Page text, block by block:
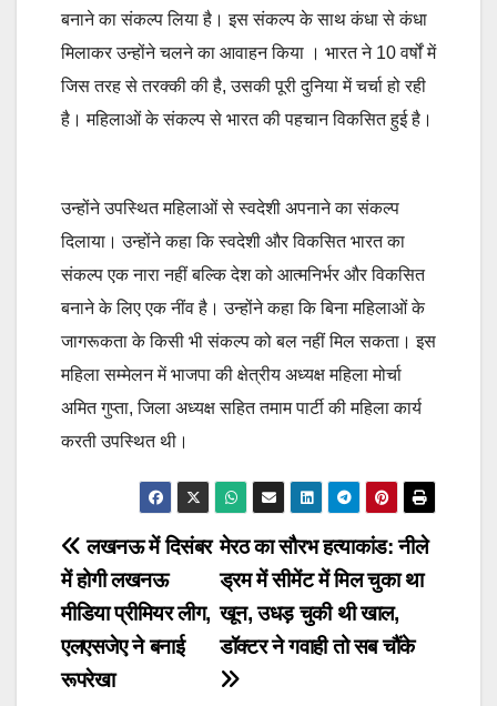
बनाने का संकल्प लिया है। इस संकल्प के साथ कंधा से कंधा
मिलाकर उन्होंने चलने का आवाहन किया । भारत ने 10 वर्षों में
जिस तरह से तरक्की की है, उसकी पूरी दुनिया में चर्चा हो रही
है। महिलाओं के संकल्प से भारत की पहचान विकसित हुई है।
उन्होंने उपस्थित महिलाओं से स्वदेशी अपनाने का संकल्प
दिलाया। उन्होंने कहा कि स्वदेशी और विकसित भारत का
संकल्प एक नारा नहीं बल्कि देश को आत्मनिर्भर और विकसित
बनाने के लिए एक नींव है। उन्होंने कहा कि बिना महिलाओं के
जागरूकता के किसी भी संकल्प को बल नहीं मिल सकता। इस
महिला सम्मेलन में भाजपा की क्षेत्रीय अध्यक्ष महिला मोर्चा
अमित गुप्ता, जिला अध्यक्ष सहित तमाम पार्टी की महिला कार्य
करती उपस्थित थी।
Post
navigation
मेरठ का सौरभ हत्याकांड: नीले
ड्रम में सीमेंट में मिल चुका था
खून, उधड़ चुकी थी खाल,
डॉक्टर ने गवाही तो सब चौंके
लखनऊ में दिसंबर
में होगी लखनऊ
मीडिया प्रीमियर लीग,
एलएसजेए ने बनाई
रूपरेखा